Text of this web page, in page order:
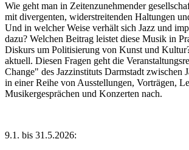
Wie geht man in Zeitenzunehmender
mit divergenten, widerstreitenden Haltungen
Und in welcher Weise verhält sich Jazz und
dazu? Welchen Beitrag leistet diese Musik in
Diskurs um Politisierung von Kunst und
aktuell. Diesen Fragen geht die
Change" des Jazzinstituts Darmstadt zwischen
in einer Reihe von Ausstellungen, Vorträgen,
Musikergesprächen und Konzerten nach.
9.1. bis 31.5.2026: